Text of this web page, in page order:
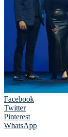
Facebook
Twitter
Pinterest
WhatsApp